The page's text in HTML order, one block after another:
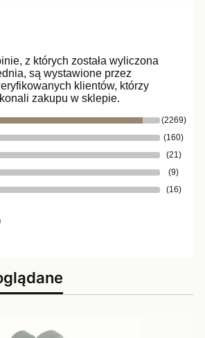
z których została wyliczona
są wystawione przez
klientów, którzy
zakupu w sklepie.
(2269)
(160)
(21)
(9)
(16)